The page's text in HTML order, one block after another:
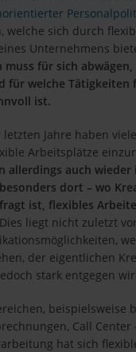
welche sich durch
Unternehmens
muss für sich
für welche Tätigkeiten
ist.
Jahre haben
Arbeitsplätze
allerdings auch wieder
dort – wo
ist, flexibles
Dies liegt nicht zuletzt
der eigentlichen
stark entgegen
beispielsweise
Call Center
hat sich